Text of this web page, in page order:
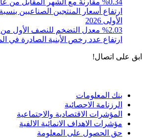
الأولى 2026
%2.03 معدل التضخم للنصف الأول من عام 2026
ارتفاع عدد رخص الأبنية الصادرة في
ابق على اتصال!
بنك المعلومات
الرزنامة الاحصائية
المؤشرات الاقتصادية والاجتماعية
مؤشرات الاهداف الانمائية الالفية
حق الحصول على المعلومة